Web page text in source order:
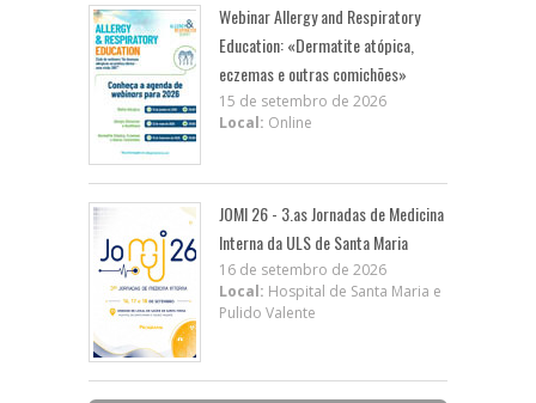
Webinar Allergy and Respiratory
Education: «Dermatite atópica,
eczemas e outras comichões»
15 de setembro de 2026
Local: Online
JOMI 26 - 3.as Jornadas de Medicina
Interna da ULS de Santa Maria
16 de setembro de 2026
Local: Hospital de Santa Maria e
Pulido Valente